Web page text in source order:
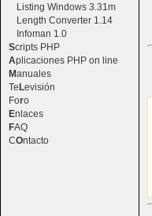
Listing Windows 3.31m
Length Converter 1.14
Infoman 1.0
Scripts PHP
Aplicaciones PHP on line
Manuales
TeLevisión
Foro
Enlaces
FAQ
COntacto